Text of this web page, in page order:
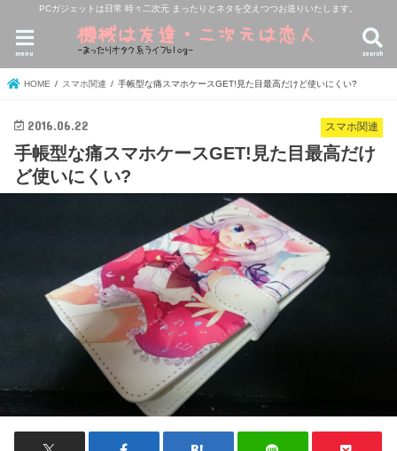
PCガジェットは日常 時々二次元 まったりとネタを交えつつお送りいたします。
search
menu
HOME スマホ関連 手帳型な痛スマホケースGET!見た目最高だけど使いにくい?
スマホ関連
2016.06.22
手帳型な痛スマホケースGET!見た目最高だけ
ど使いにくい?